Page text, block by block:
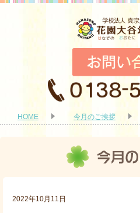
HOME 今月のご挨拶
2022年10月11日